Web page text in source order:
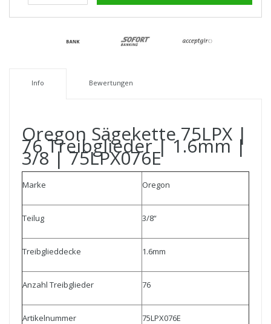
Info Bewertungen
Oregon Sägekette 75LPX |
76 Treibglieder | 1.6mm |
3/8 | 75LPX076E
Marke Oregon
Teilug 3/8“
Treibglieddecke 1.6mm
Anzahl Treibglieder 76
Artikelnummer 75LPX076E